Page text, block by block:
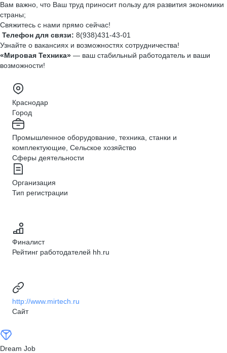
Вам важно, что Ваш труд приносит пользу для развития экономики
страны;
Свяжитесь с нами прямо сейчас!
Телефон для связи: 8(938)431-43-01
Узнайте о вакансиях и возможностях сотрудничества!
«Мировая Техника» — ваш стабильный работодатель и ваши
возможности!
Краснодар
Город
Промышленное оборудование, техника, станки и
комплектующие, Сельское хозяйство
Сферы деятельности
Организация
Тип регистрации
Финалист
Рейтинг работодателей hh.ru
http://www.mirtech.ru
Сайт
Dream Job